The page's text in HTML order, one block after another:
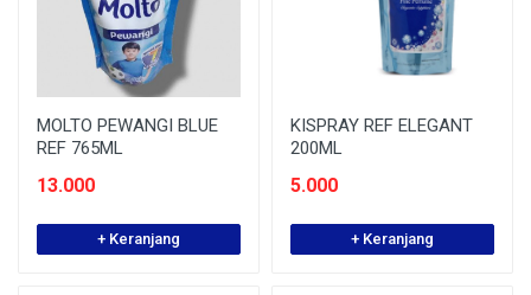
MOLTO PEWANGI BLUE
REF 765ML
13.000
+ Keranjang
KISPRAY REF ELEGANT
200ML
5.000
+ Keranjang